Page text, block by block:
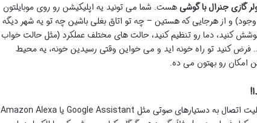
گازی جنرال با گوشیهست. شما می تونید یه اپلیکیشن رو روی موبایلتون
و از هرجایی که هستین – چه تو اتاق بغلی باشین چه تو یه شهر دیگه
کنید، دما رو تنظیم کنید، حالت های مختلف عملکرد (مثل حالت خواب
فرض کنید تو راه خونه اید و می خواین وقتی رسیدین خونه، یه محیط
امکان رو بهتون می ده.
، قابلیت اتصال به دستیارهای صوتی مثل Google Assistant یا Amazon Alexa